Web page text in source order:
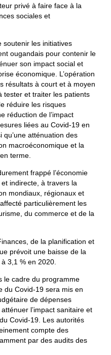
privé à faire face à la
sociales et
soutenir les initiatives
ougandais pour contenir le
son impact social et
économique. L’opération
résultats à court et à moyen
tester et traiter les patients
réduire les risques
réduction de l’impact
liées au Covid-19 en
atténuation des
macroéconomique et la
terme.
frappé l’économie
indirecte, à travers la
mondiaux, régionaux et
particulièrement les
du commerce et de la
de la planification et
prévoit une baisse de la
3,1 % en 2020.
le cadre du programme
du Covid-19 sera mis en
de dépenses
l’impact sanitaire et
Covid-19. Les autorités
compte des
par des audits des